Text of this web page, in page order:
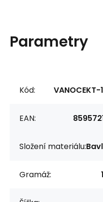
Parametry
Kód:
EAN:
Složení materiálu:
Gramáž: